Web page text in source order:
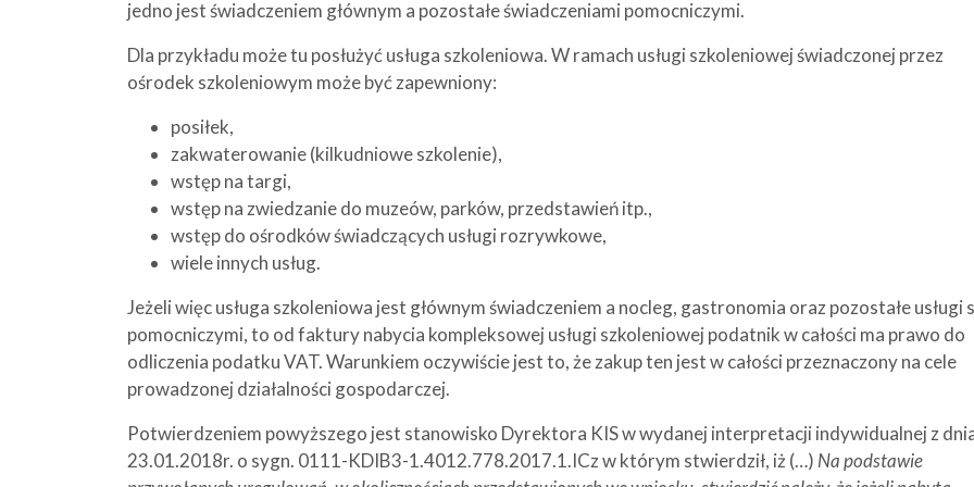
jedno jest świadczeniem głównym a pozostałe świadczeniami pomocniczymi.
Dla przykładu może tu posłużyć usługa szkoleniowa. W ramach usługi szkoleniowej świadczonej przez
ośrodek szkoleniowym może być zapewniony:
posiłek,
zakwaterowanie (kilkudniowe szkolenie),
wstęp na targi,
wstęp na zwiedzanie do muzeów, parków, przedstawień itp.,
wstęp do ośrodków świadczących usługi rozrywkowe,
wiele innych usług.
Jeżeli więc usługa szkoleniowa jest głównym świadczeniem a nocleg, gastronomia oraz pozostałe usługi
pomocniczymi, to od faktury nabycia kompleksowej usługi szkoleniowej podatnik w całości ma prawo do
odliczenia podatku VAT. Warunkiem oczywiście jest to, że zakup ten jest w całości przeznaczony na cele
prowadzonej działalności gospodarczej.
Potwierdzeniem powyższego jest stanowisko Dyrektora KIS w wydanej interpretacji indywidualnej z
23.01.2018r. o sygn. 0111-KDIB3-1.4012.778.2017.1.ICz w którym stwierdził, iż (…) Na podstawie